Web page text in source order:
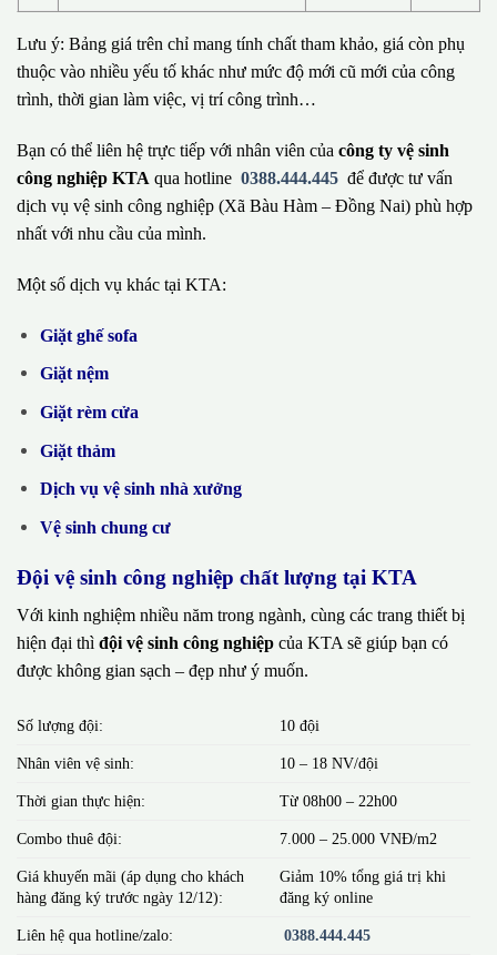
Lưu ý: Bảng giá trên chỉ mang tính chất tham khảo, giá còn phụ
thuộc vào nhiều yếu tố khác như mức độ mới cũ mới của công
trình, thời gian làm việc, vị trí công trình…
Bạn có thể liên hệ trực tiếp với nhân viên của công ty vệ sinh
công nghiệp KTA qua hotline 0388.444.445 để được tư vấn
dịch vụ vệ sinh công nghiệp (Xã Bàu Hàm – Đồng Nai) phù hợp
nhất với nhu cầu của mình.
Một số dịch vụ khác tại KTA:
Giặt ghế sofa
Giặt nệm
Giặt rèm cửa
Giặt thảm
Dịch vụ vệ sinh nhà xưởng
Vệ sinh chung cư
Đội vệ sinh công nghiệp chất lượng tại KTA
Với kinh nghiệm nhiều năm trong ngành, cùng các trang thiết bị
hiện đại thì đội vệ sinh công nghiệp của KTA sẽ giúp bạn có
được không gian sạch – đẹp như ý muốn.
Số lượng đội: 10 đội
Nhân viên vệ sinh: 10 – 18 NV/đội
Thời gian thực hiện: Từ 08h00 – 22h00
Combo thuê đội: 7.000 – 25.000 VNĐ/m2
Giá khuyến mãi (áp dụng cho khách
hàng đăng ký trước ngày 12/12):
Giảm 10% tổng giá trị khi
đăng ký online
Liên hệ qua hotline/zalo: 0388.444.445